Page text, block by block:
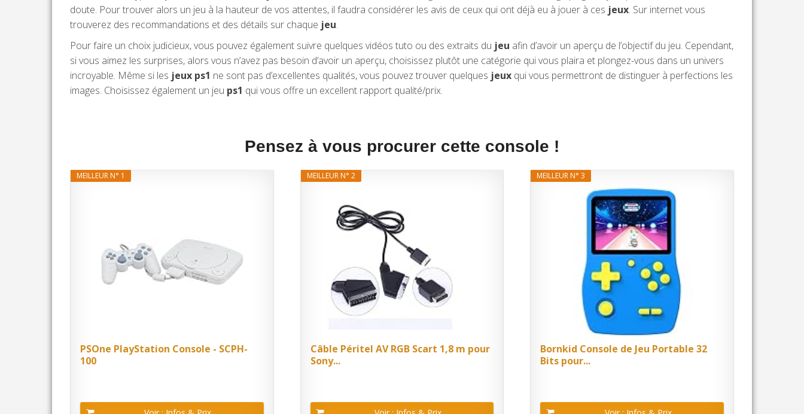
doute. Pour trouver alors un jeu à la hauteur de vos attentes, il faudra considérer les avis de ceux qui ont déjà eu à jouer à ces jeux. Sur internet vous
trouverez des recommandations et des détails sur chaque jeu.
Pour faire un choix judicieux, vous pouvez également suivre quelques vidéos tuto ou des extraits du jeu afin d’avoir un aperçu de l’objectif du jeu. Cependant,
si vous aimez les surprises, alors vous n’avez pas besoin d’avoir un aperçu, choisissez plutôt une catégorie qui vous plaira et plongez-vous dans un univers
incroyable. Même si les jeux ps1 ne sont pas d’excellentes qualités, vous pouvez trouver quelques jeux qui vous permettront de distinguer à perfections les
images. Choisissez également un jeu ps1 qui vous offre un excellent rapport qualité/prix.
Pensez à vous procurer cette console !
MEILLEUR N° 1
PSOne PlayStation Console - SCPH-
100
MEILLEUR N° 2
Câble Péritel AV RGB Scart 1,8 m pour
Sony...
MEILLEUR N° 3
Bornkid Console de Jeu Portable 32
Bits pour...